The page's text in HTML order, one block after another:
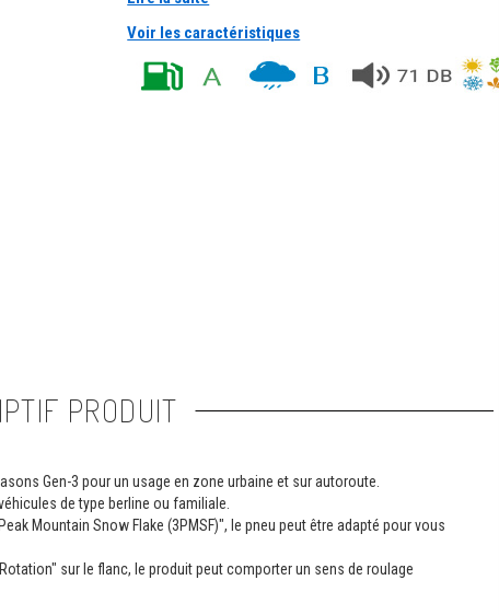
Voir les caractéristiques
PRODUIT
Gen-3 pour un usage en zone urbaine et sur autoroute.
de type berline ou familiale.
Mountain Snow Flake (3PMSF)", le pneu peut être adapté pour vous
sur le flanc, le produit peut comporter un sens de roulage